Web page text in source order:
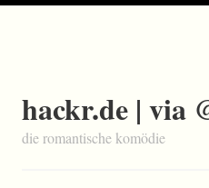
hackr.de | via
die romantische komödie